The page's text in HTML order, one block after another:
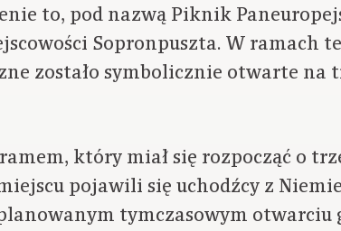
to, pod nazwą Piknik
Sopronpuszta. W ramach
zostało symbolicznie otwarte na
który miał się rozpocząć o
pojawili się uchodźcy z
tymczasowym otwarciu